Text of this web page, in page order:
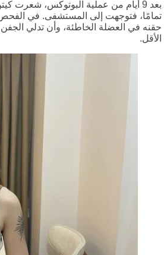
بعد 9 أيام من عملية البوتوكس،
تمامًا، فتوجهت إلى المستشفى. في الفحص
الأقل.